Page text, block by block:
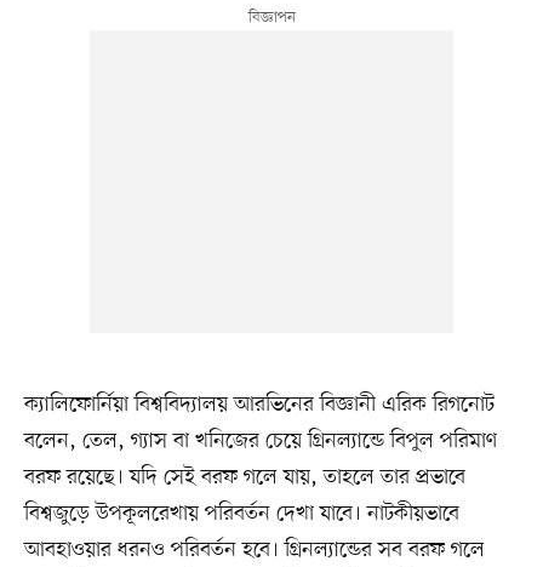
ক্যালিফোর্নিয়া বিশ্ববিদ্যালয় আরভিনের বিজ্ঞানী এরিক রিগনোট
বলেন, তেল, গ্যাস বা খনিজের চেয়ে গ্রিনল্যান্ডে বিপুল পরিমাণ
বরফ রয়েছে। যদি সেই বরফ গলে যায়, তাহলে তার প্রভাবে
বিশ্বজুড়ে উপকূলরেখায় পরিবর্তন দেখা যাবে। নাটকীয়ভাবে
আবহাওয়ার ধরনও পরিবর্তন হবে। গ্রিনল্যান্ডের সব বরফ গলে